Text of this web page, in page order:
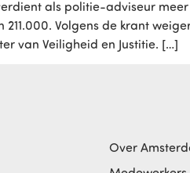
als politie-adviseur
Volgens de krant
van Veiligheid en Justitie. […]
Over